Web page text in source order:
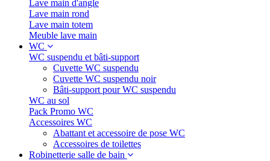
Lave main d'angle
Lave main rond
Lave main totem
Meuble lave main
WC
WC suspendu et bâti-support
Cuvette WC suspendu
Cuvette WC suspendu noir
Bâti-support pour WC suspendu
WC au sol
Pack Promo WC
Accessoires WC
Abattant et accessoire de pose WC
Accessoires de toilettes
Robinetterie salle de bain